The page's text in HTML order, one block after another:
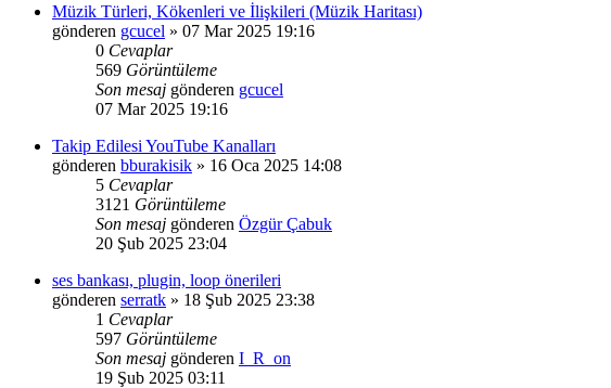
Müzik Türleri, Kökenleri ve İlişkileri (Müzik Haritası)
gönderen gcucel » 07 Mar 2025 19:16
0 Cevaplar
569 Görüntüleme
Son mesaj gönderen gcucel
07 Mar 2025 19:16
Takip Edilesi YouTube Kanalları
gönderen bburakisik » 16 Oca 2025 14:08
5 Cevaplar
3121 Görüntüleme
Son mesaj gönderen Özgür Çabuk
20 Şub 2025 23:04
ses bankası, plugin, loop önerileri
gönderen serratk » 18 Şub 2025 23:38
1 Cevaplar
597 Görüntüleme
Son mesaj gönderen I_R_on
19 Şub 2025 03:11